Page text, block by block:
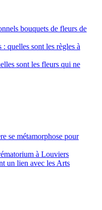
bouquets de fleurs de
quelles sont les règles à
sont les fleurs qui ne
se métamorphose pour
à Louviers
un lien avec les Arts